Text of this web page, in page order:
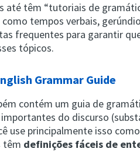
até têm “tutoriais de
tempos verbais,
frequentes para garantir
tópicos.
Grammar Guide
contém um guia de
do discurso
use principalmente isso
têm definições fáceis de